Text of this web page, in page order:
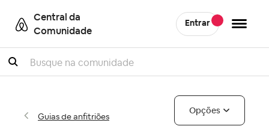
Central da
Comunidade
Entrar
Pesquisar
Guias de anfitriões
Opções